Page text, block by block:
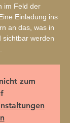
im Feld der
Einladung ins
an das, was in
sichtbar werden
zum